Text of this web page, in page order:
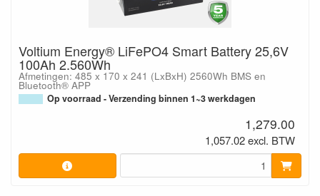
Voltium Energy® LiFePO4 Smart Battery 25,6V
100Ah 2.560Wh
Afmetingen: 485 x 170 x 241 (LxBxH) 2560Wh BMS en
Bluetooth® APP
Op voorraad - Verzending binnen 1~3 werkdagen
1,279.00
1,057.02 excl. BTW